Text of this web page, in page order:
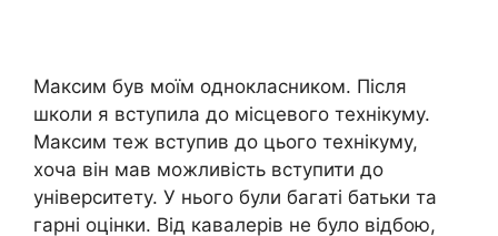
Максим був моїм однокласником. Після
школи я вступила до місцевого технікуму.
Максим теж вступив до цього технікуму,
хоча він мав можливість вступити до
університету. У нього були багаті батьки та
гарні оцінки. Від кавалерів не було відбою,